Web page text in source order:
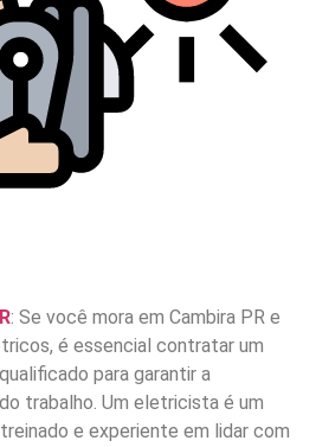
: Se você mora em Cambira PR e
é essencial contratar um
para garantir a
trabalho. Um eletricista é um
e experiente em lidar com